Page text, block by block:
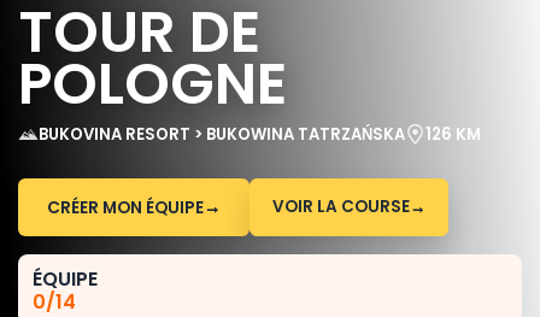
TOUR DE
POLOGNE
BUKOVINA RESORT > BUKOWINA TATRZAŃSKA 126 KM
CRÉER MON ÉQUIPE→ VOIR LA COURSE→
ÉQUIPE
0/14